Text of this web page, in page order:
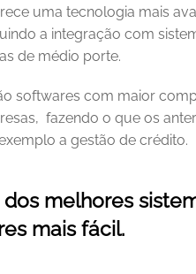
uma tecnologia mais
a integração com
de médio porte.
softwares com maior
fazendo o que os
a gestão de crédito.
melhores
mais fácil.